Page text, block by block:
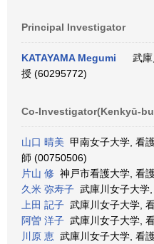
Principal Investigator
KATAYAMA Megumi
武
授 (60295772)
Co-Investigator(Kenkyū-
山口 晴美 甲南女子大学, 看
師 (00750506)
片山 修 神戸市看護大学, 看
久米 弥寿子 武庫川女子大学
上田 記子 武庫川女子大学,
阿曽 洋子 武庫川女子大学,
川原 恵 武庫川女子大学, 看